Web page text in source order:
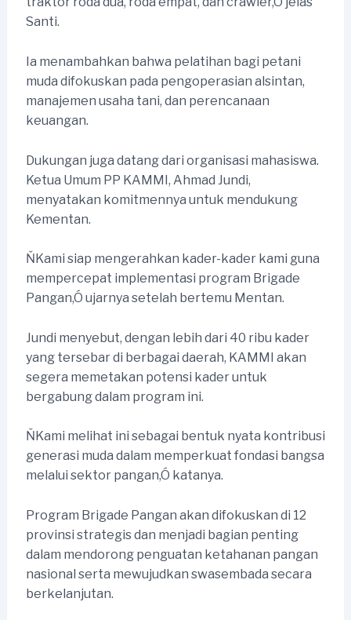
Santi.
Ia menambahkan bahwa pelatihan bagi petani
muda difokuskan pada pengoperasian alsintan,
manajemen usaha tani, dan perencanaan
keuangan.
Dukungan juga datang dari organisasi mahasiswa.
Ketua Umum PP KAMMI, Ahmad Jundi,
menyatakan komitmennya untuk mendukung
Kementan.
ŇKami siap mengerahkan kader-kader kami guna
mempercepat implementasi program Brigade
Pangan,Ó ujarnya setelah bertemu Mentan.
Jundi menyebut, dengan lebih dari 40 ribu kader
yang tersebar di berbagai daerah, KAMMI akan
segera memetakan potensi kader untuk
bergabung dalam program ini.
ŇKami melihat ini sebagai bentuk nyata kontribusi
generasi muda dalam memperkuat fondasi bangsa
melalui sektor pangan,Ó katanya.
Program Brigade Pangan akan difokuskan di 12
provinsi strategis dan menjadi bagian penting
dalam mendorong penguatan ketahanan pangan
nasional serta mewujudkan swasembada secara
berkelanjutan.